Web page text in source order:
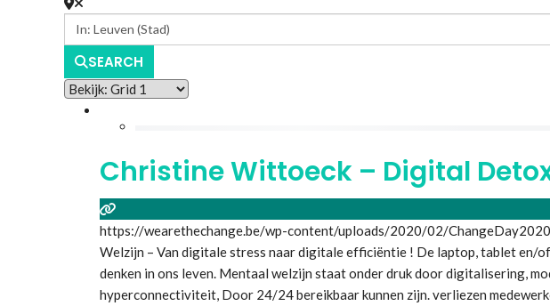
SEARCH
Christine Wittoeck – Digital
https://wearethechange.be/wp-content/uploads/2020/02/
Welzijn – Van digitale stress naar digitale efficiëntie ! De laptop, tablet en/
denken in ons leven. Mentaal welzijn staat onder druk door digitalisering,
hyperconnectiviteit, Door 24/24 bereikbaar kunnen zijn. verliezen